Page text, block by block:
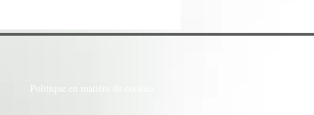
Politique en matière de cookies